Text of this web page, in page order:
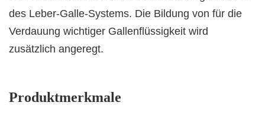
des Leber-Galle-Systems. Die Bildung von für die
Verdauung wichtiger Gallenflüssigkeit wird
zusätzlich angeregt.
Produktmerkmale